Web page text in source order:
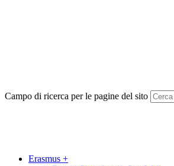
Campo di ricerca per le pagine del sito
Erasmus +